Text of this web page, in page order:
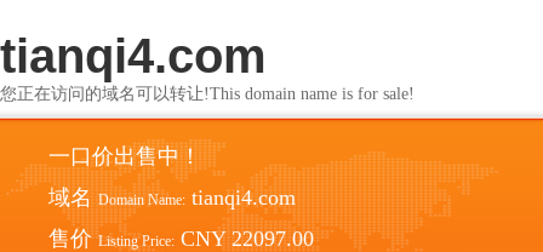
tianqi4.com
您正在访问的域名可以转让!This domain name is for sale!
一口价出售中！
域名 Domain Name: tianqi4.com
售价 Listing Price: CNY 22097.00